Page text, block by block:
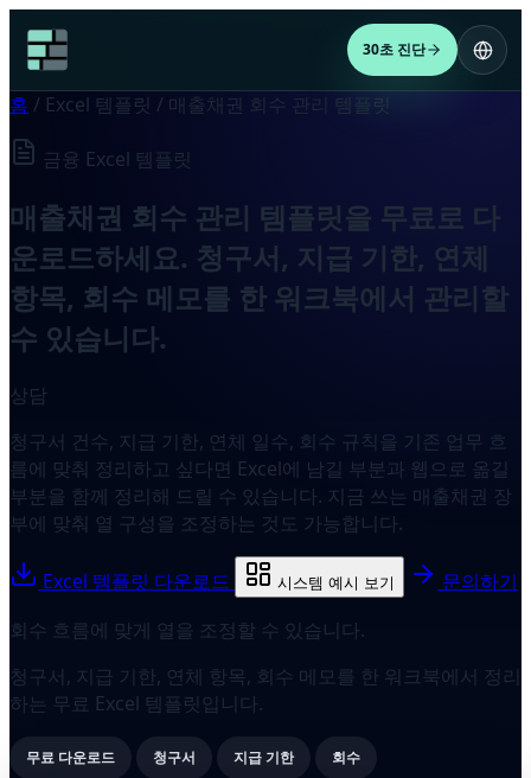
30초 진단
홈 / Excel 템플릿 / 매출채권 회수 관리 템플릿
금융 Excel 템플릿
매출채권 회수 관리 템플릿을 무료로 다
운로드하세요. 청구서, 지급 기한, 연체
항목, 회수 메모를 한 워크북에서 관리할
수 있습니다.
상담
청구서 건수, 지급 기한, 연체 일수, 회수 규칙을 기존 업무 흐
름에 맞춰 정리하고 싶다면 Excel에 남길 부분과 웹으로 옮길
부분을 함께 정리해 드릴 수 있습니다. 지금 쓰는 매출채권 장
부에 맞춰 열 구성을 조정하는 것도 가능합니다.
Excel 템플릿 다운로드 시스템 예시 보기
문의하기
회수 흐름에 맞게 열을 조정할 수 있습니다.
청구서, 지급 기한, 연체 항목, 회수 메모를 한 워크북에서 정리
하는 무료 Excel 템플릿입니다.
무료 다운로드 청구서 지급 기한 회수